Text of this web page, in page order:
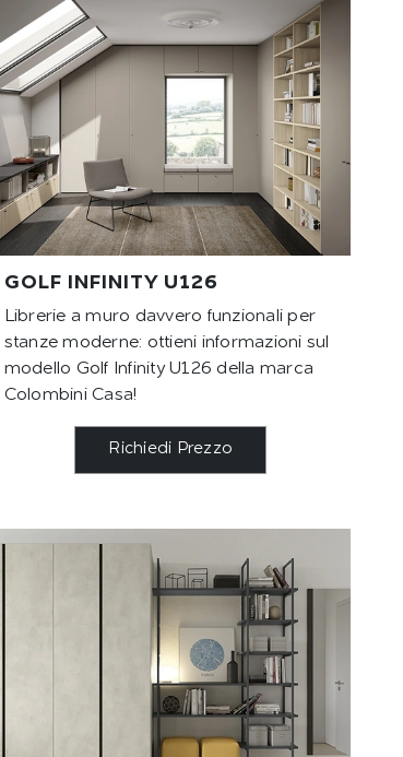
GOLF INFINITY U126
Librerie a muro davvero funzionali per
stanze moderne: ottieni informazioni sul
modello Golf Infinity U126 della marca
Colombini Casa!
Richiedi Prezzo